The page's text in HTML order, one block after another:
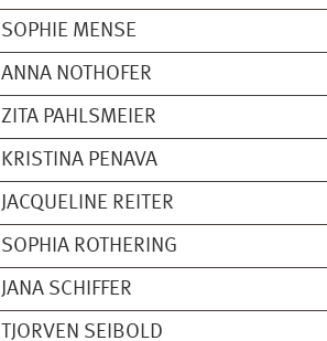
SOPHIE MENSE
ANNA NOTHOFER
ZITA PAHLSMEIER
KRISTINA PENAVA
JACQUELINE REITER
SOPHIA ROTHERING
JANA SCHIFFER
TJORVEN SEIBOLD